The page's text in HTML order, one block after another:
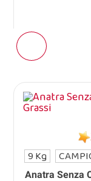
Anatra Senza
9 Kg